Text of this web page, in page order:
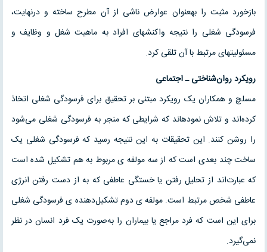
بازخورد مثبت را به­عنوان عوارض ناشی از آن مطرح ساخته و درنهایت،
فرسودگی شغلی را نتیجه واکنش­های افراد به ماهیت شغل و وظایف و
مسئولیت­های مرتبط با آن تلقی کرد.
رویکرد روان‌شناختی ـ اجتماعی
مسلچ و همکاران یک رویکرد مبتنی بر تحقیق برای فرسودگی شغلی اتخاذ
کرده‌اند و تلاش نموده­اند که شرایطی که منجر به فرسودگی شغلی می‌شود
را روشن کنند. این تحقیقات به این نتیجه رسید که فرسودگی شغلی یک
ساخت چند بعدی است که از سه مولفه ی مربوط به هم تشکیل شده است
که عبارت‌اند از تحلیل رفتن یا خستگی عاطفی که به از دست رفتن انرژی
عاطفی شخص مرتبط است. مولفه ی دوم تشکیل‌دهنده ی فرسودگی شغلی
برای این است که فرد مراجع یا بیماران را به‌صورت یک فرد انسان در نظر
نمی‌گیرد.